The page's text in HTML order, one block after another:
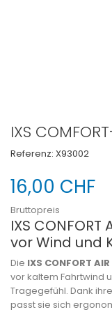
IXS
Referenz: X93002
16,00 CHF
Bruttopreis
IXS
vor Wind und
Die IXS CONFORT
vor kaltem Fahrtwind
Tragegefühl. Dank
passt sie sich